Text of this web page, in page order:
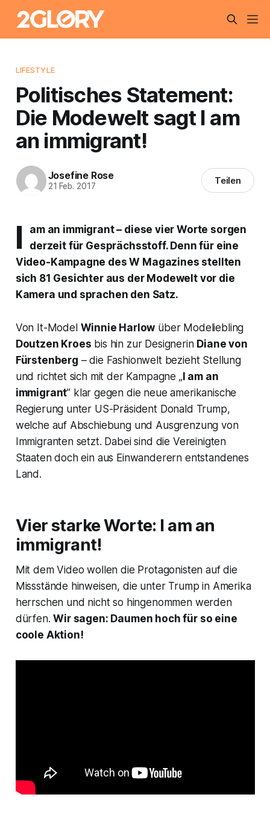
LIFESTYLE
Politisches Statement:
Die Modewelt sagt I am
an immigrant!
Josefine Rose
21 Feb. 2017 Teilen
I
am an immigrant – diese vier Worte sorgen
derzeit für Gesprächsstoff. Denn für eine
Video-Kampagne des W Magazines stellten
sich 81 Gesichter aus der Modewelt vor die
Kamera und sprachen den Satz.
Von It-Model Winnie Harlow über Modeliebling
Doutzen Kroes bis hin zur Designerin Diane von
Fürstenberg – die Fashionwelt bezieht Stellung
und richtet sich mit der Kampagne „I am an
immigrant” klar gegen die neue amerikanische
Regierung unter US-Präsident Donald Trump,
welche auf Abschiebung und Ausgrenzung von
Immigranten setzt. Dabei sind die Vereinigten
Staaten doch ein aus Einwanderern entstandenes
Land.
Vier starke Worte: I am an
immigrant!
Mit dem Video wollen die Protagonisten auf die
Missstände hinweisen, die unter Trump in Amerika
herrschen und nicht so hingenommen werden
dürfen.Wir sagen: Daumen hoch für so eine
coole Aktion!